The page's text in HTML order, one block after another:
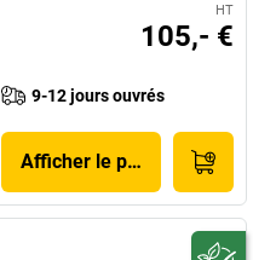
HT
105,- €
9-12 jours ouvrés
Afficher le produit